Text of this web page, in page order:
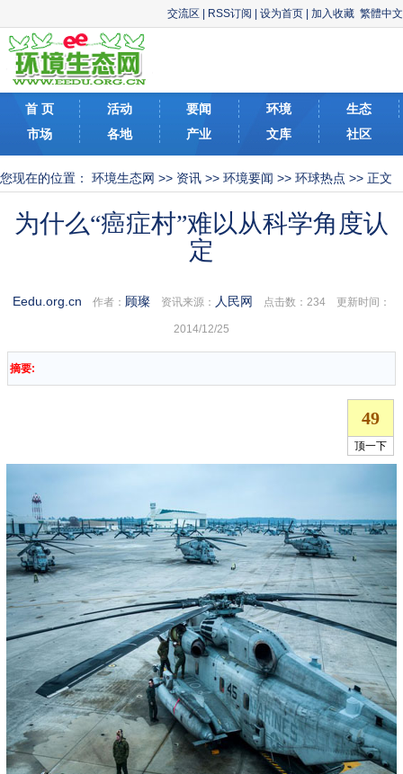
交流区 RSS订阅 设为首页 加入收藏 繁體中文
首 页 活动 要闻 环境
生态
市场
各地 产业 文库 社区
您现在的位置： 环境生态网 >> 资讯 >> 环境要闻 >> 环球热点 >> 正文
为什么“癌症村”难以从科学角度认
定
Eedu.org.cn 作者： 顾璨资讯来源： 人民网 点击数： 234 更新时间：
2014/12/25
摘要: